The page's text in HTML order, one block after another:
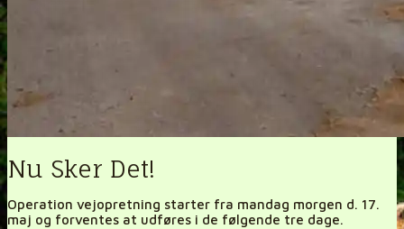
Nu Sker Det!
Operation vejopretning starter fra mandag morgen d. 17.
maj og forventes at udføres i de følgende tre dage.